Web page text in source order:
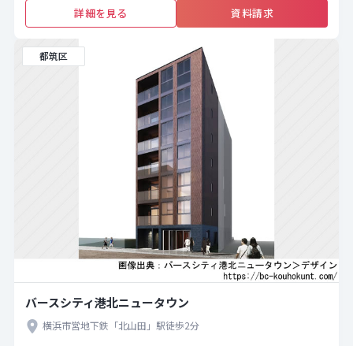
詳細を見る 資料請求
都筑区
バースシティ港北ニュータウン
横浜市営地下鉄「北山田」駅徒歩2分